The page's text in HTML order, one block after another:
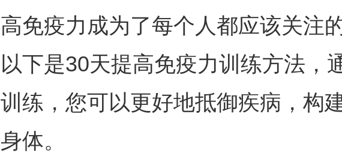
高免疫力成为了每个人都应该关注
以下是30天提高免疫力训练方法，
训练，您可以更好地抵御疾病，构
身体。